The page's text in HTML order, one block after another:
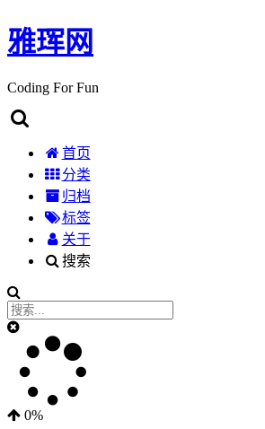
雅珲网
Coding For Fun
首页
分类
归档
标签
关于
搜索
0%